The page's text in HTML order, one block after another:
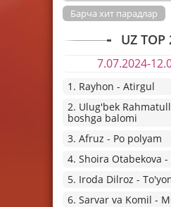
Барча хит парадлар
UZ TOP
7.07.2024-
1. Rayhon - Atirgul
2. Ulug'bek
boshga balomi
3. Afruz - Po polyam
4. Shoira Otabekova -
5. Iroda Dilroz -
6. Sarvar va Komil -